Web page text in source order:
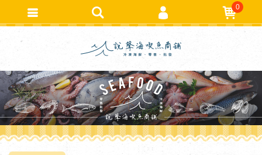
0
會員註冊
忘記密碼
訂單查詢
追蹤清單TRACK LISTING